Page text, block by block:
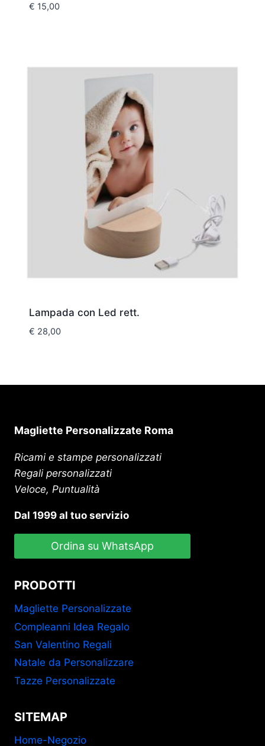
€ 15,00
Lampada con Led rett.
€ 28,00
Magliette Personalizzate Roma
Ricami e stampe personalizzati
Regali personalizzati
Veloce, Puntualità
Dal 1999 al tuo servizio
Ordina su WhatsApp
PRODOTTI
Magliette Personalizzate
Compleanni Idea Regalo
San Valentino Regali
Natale da Personalizzare
Tazze Personalizzate
SITEMAP
Home-Negozio